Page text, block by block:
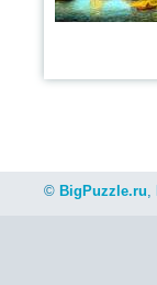
© BigPuzzle.ru,